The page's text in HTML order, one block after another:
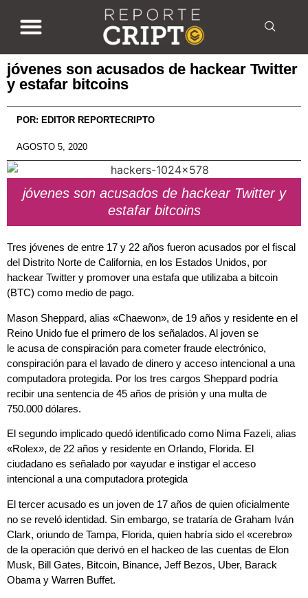
jóvenes son acusados de hackear Twitter
y estafar bitcoins
POR: EDITOR REPORTECRIPTO
AGOSTO 5, 2020
jóvenes son acusados de hackear Twitter y
estafar bitcoins
Tres jóvenes de entre 17 y 22 años fueron acusados por el fiscal
del Distrito Norte de California, en los Estados Unidos, por
hackear Twitter y promover una estafa que utilizaba a bitcoin
(BTC) como medio de pago.
Mason Sheppard, alias «Chaewon», de 19 años y residente en el
Reino Unido fue el primero de los señalados. Al joven se
le acusa de conspiración para cometer fraude electrónico,
conspiración para el lavado de dinero y acceso intencional a una
computadora protegida. Por los tres cargos Sheppard podría
recibir una sentencia de 45 años de prisión y una multa de
750.000 dólares.
El segundo implicado quedó identificado como Nima Fazeli, alias
«Rolex», de 22 años y residente en Orlando, Florida. El
ciudadano es señalado por «ayudar e instigar el acceso
intencional a una computadora protegida
El tercer acusado es un joven de 17 años de quien oficialmente
no se reveló identidad. Sin embargo, se trataría de Graham Iván
Clark, oriundo de Tampa, Florida, quien habría sido el «cerebro»
de la operación que derivó en el hackeo de las cuentas de Elon
Musk, Bill Gates, Bitcoin, Binance, Jeff Bezos, Uber, Barack
Obama y Warren Buffet.